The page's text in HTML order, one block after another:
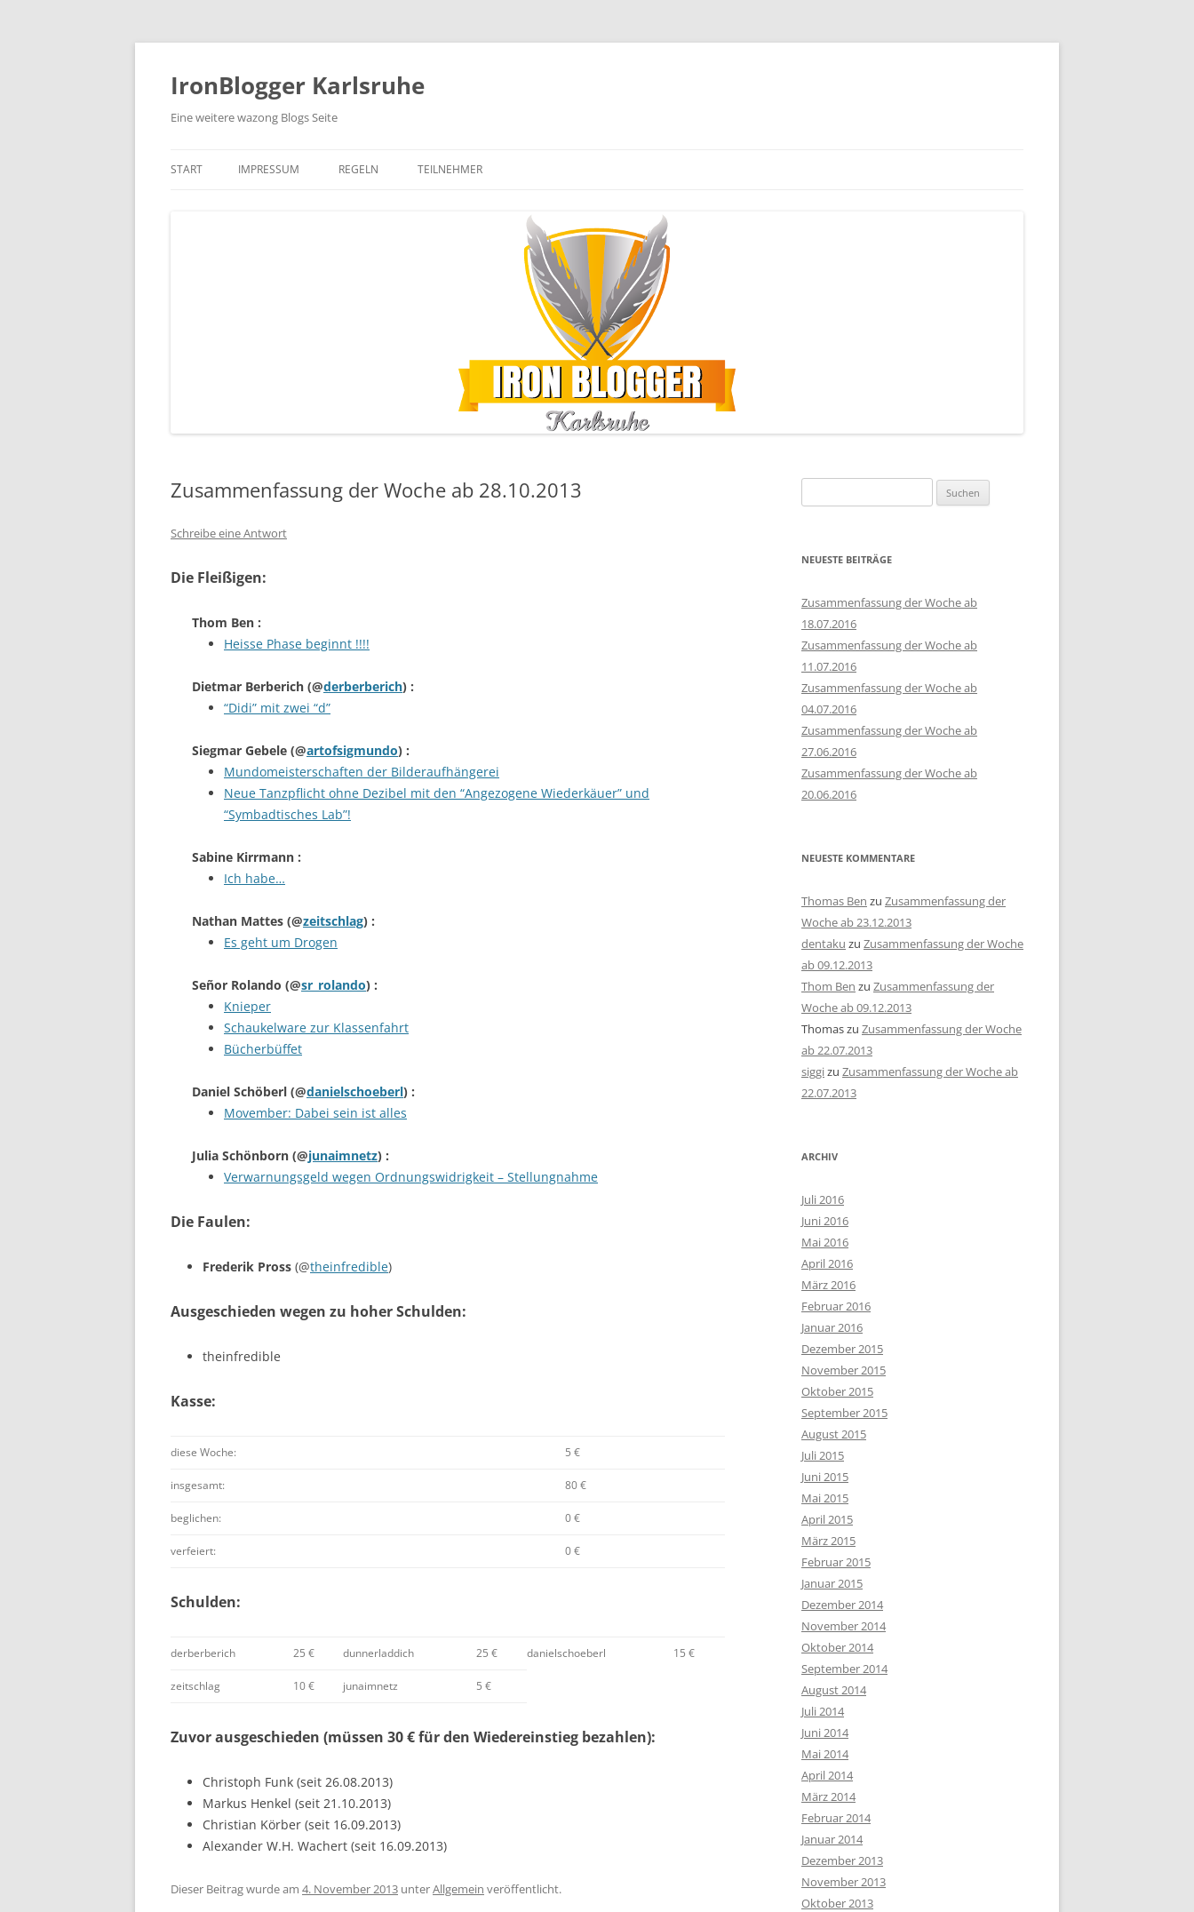
Zum
IronBlogger Karlsruhe
Eine weitere wazong Blogs Seite
START IMPRESSUM REGELN TEILNEHMER
Zusammenfassung der Woche ab 28.10.2013
Schreibe eine Antwort
Die Fleißigen:
Thom Ben :
Heisse Phase beginnt !!!!
Dietmar Berberich (@derberberich) :
“Didi” mit zwei “d”
Siegmar Gebele (@artofsigmundo) :
Mundomeisterschaften der Bilderaufhängerei
Neue Tanzpflicht ohne Dezibel mit den “Angezogene Wiederkäuer” und
“Symbadtisches Lab”!
Sabine Kirrmann :
Ich habe…
Nathan Mattes (@zeitschlag) :
Es geht um Drogen
Señor Rolando (@sr_rolando) :
Knieper
Schaukelware zur Klassenfahrt
Bücherbüffet
Daniel Schöberl (@danielschoeberl) :
Movember: Dabei sein ist alles
Julia Schönborn (@junaimnetz) :
Verwarnungsgeld wegen Ordnungswidrigkeit – Stellungnahme
Die Faulen:
Frederik Pross (@theinfredible)
Ausgeschieden wegen zu hoher Schulden:
theinfredible
Kasse:
diese Woche: 5 €
insgesamt: 80 €
beglichen: 0 €
verfeiert: 0 €
Schulden:
derberberich 25 € dunnerladdich 25 € danielschoeberl 15 €
zeitschlag 10 € junaimnetz 5 €
Zuvor ausgeschieden (müssen 30 € für den Wiedereinstieg bezahlen):
Christoph Funk (seit 26.08.2013)
Markus Henkel (seit 21.10.2013)
Christian Körber (seit 16.09.2013)
Alexander W.H. Wachert (seit 16.09.2013)
Dieser Beitrag wurde am 4. November 2013 unterAllgemein veröffentlicht.
nach:
NEUESTE BEITRÄGE
Zusammenfassung der Woche ab
18.07.2016
Zusammenfassung der Woche ab
11.07.2016
Zusammenfassung der Woche ab
04.07.2016
Zusammenfassung der Woche ab
27.06.2016
Zusammenfassung der Woche ab
20.06.2016
NEUESTE KOMMENTARE
Thomas Ben zu Zusammenfassung der
Woche ab 23.12.2013
dentaku zu Zusammenfassung der Woche
ab 09.12.2013
Thom Ben zu Zusammenfassung der
Woche ab 09.12.2013
Thomaszu Zusammenfassung der Woche
ab 22.07.2013
siggizu Zusammenfassung der Woche ab
22.07.2013
ARCHIV
Juli 2016
Juni 2016
Mai 2016
April 2016
März 2016
Februar 2016
Januar 2016
Dezember 2015
November 2015
Oktober 2015
September 2015
August 2015
Juli 2015
Juni 2015
Mai 2015
April 2015
März 2015
Februar 2015
Januar 2015
Dezember 2014
November 2014
Oktober 2014
September 2014
August 2014
Juli 2014
Juni 2014
Mai 2014
April 2014
März 2014
Februar 2014
Januar 2014
Dezember 2013
November 2013
Oktober 2013